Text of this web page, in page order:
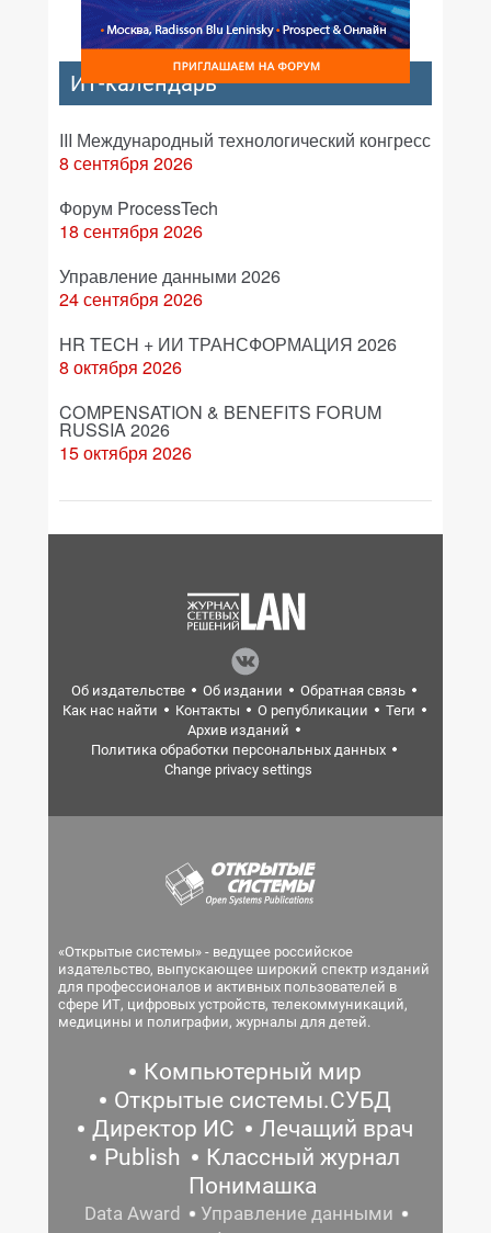
ИТ-календарь
III Международный технологический конгресс
8 сентября 2026
Форум ProcessTech
18 сентября 2026
Управление данными 2026
24 сентября 2026
HR TECH + ИИ ТРАНСФОРМАЦИЯ 2026
8 октября 2026
COMPENSATION & BENEFITS FORUM
RUSSIA 2026
15 октября 2026
Об издательстве Об издании
Обратная связь
Как нас найти
Контакты О републикации
Теги
Архив изданий
Политика обработки персональных данных
Change privacy settings
«Открытые системы» - ведущее российское
издательство, выпускающее широкий спектр изданий
для профессионалов и активных пользователей в
сфере ИТ, цифровых устройств, телекоммуникаций,
медицины и полиграфии, журналы для детей.
Компьютерный мир
Открытые системы.СУБД
Директор ИС
Лечащий врач
Publish
Классный журнал
Понимашка
Data Award
Управление данными